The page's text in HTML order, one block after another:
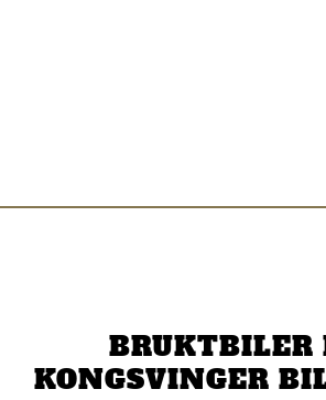
BRUKTBILER
KONGSVINGER